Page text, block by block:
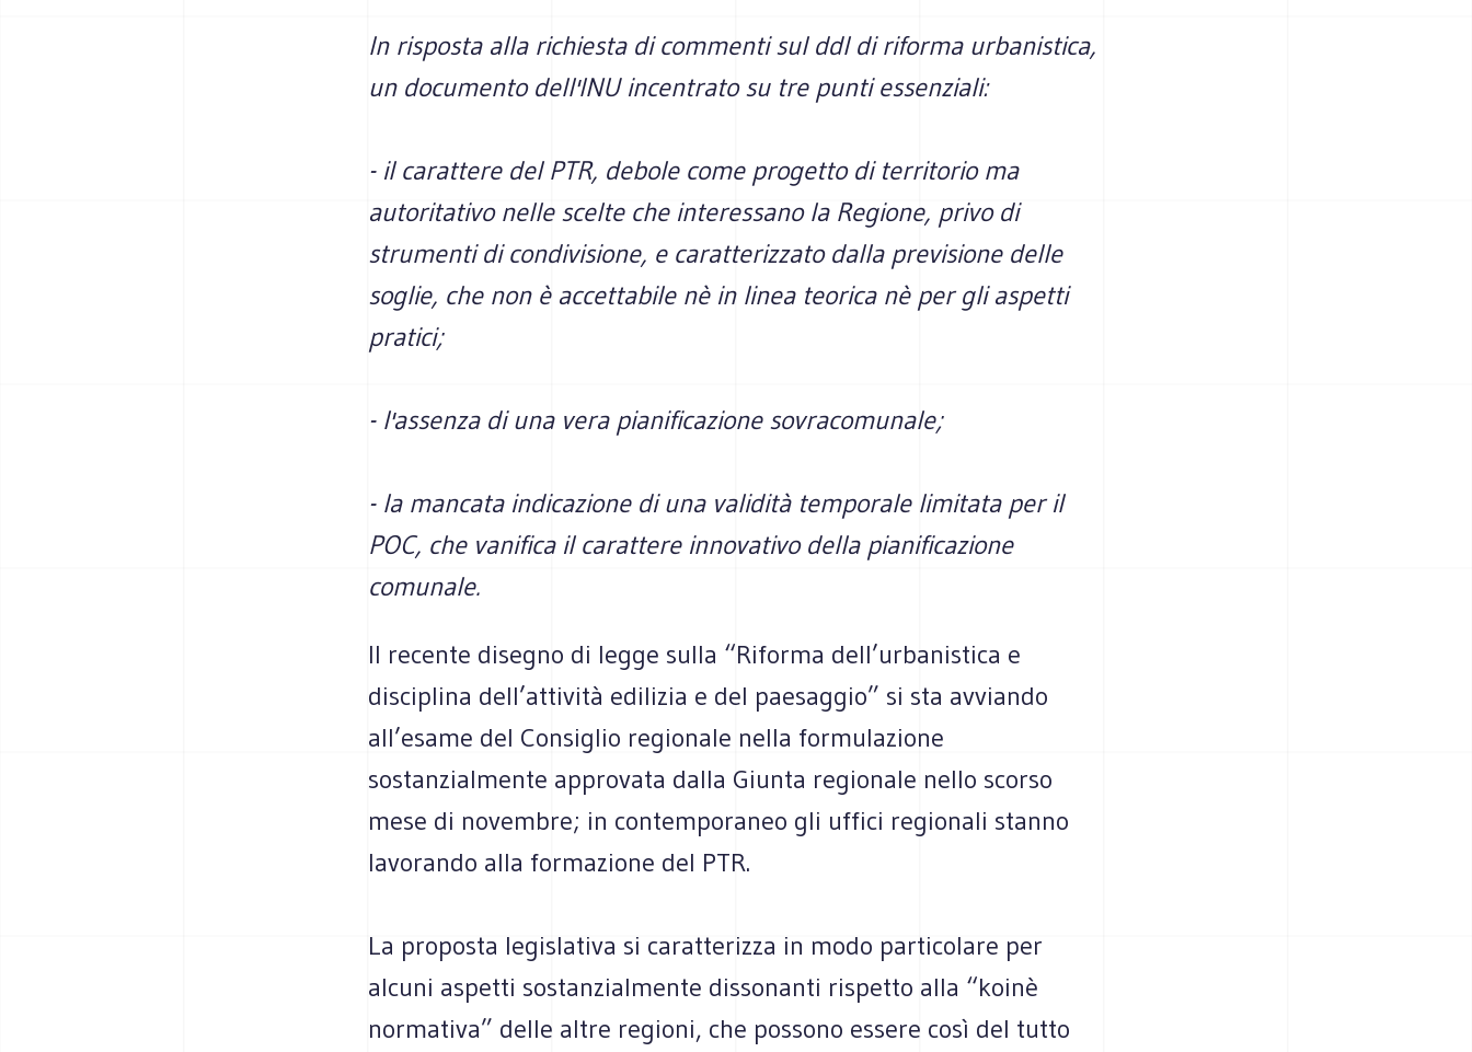
In risposta alla richiesta di commenti sul ddl di riforma urbanistica,
un documento dell'INU incentrato su tre punti essenziali:
- il carattere del PTR, debole come progetto di territorio ma
autoritativo nelle scelte che interessano la Regione, privo di
strumenti di condivisione, e caratterizzato dalla previsione delle
soglie, che non è accettabile nè in linea teorica nè per gli aspetti
pratici;
- l'assenza di una vera pianificazione sovracomunale;
- la mancata indicazione di una validità temporale limitata per il
POC, che vanifica il carattere innovativo della pianificazione
comunale.
Il recente disegno di legge sulla “Riforma dell’urbanistica e
disciplina dell’attività edilizia e del paesaggio” si sta avviando
all’esame del Consiglio regionale nella formulazione
sostanzialmente approvata dalla Giunta regionale nello scorso
mese di novembre; in contemporaneo gli uffici regionali stanno
lavorando alla formazione del PTR.
La proposta legislativa si caratterizza in modo particolare per
alcuni aspetti sostanzialmente dissonanti rispetto alla “koinè
normativa” delle altre regioni, che possono essere così del tutto